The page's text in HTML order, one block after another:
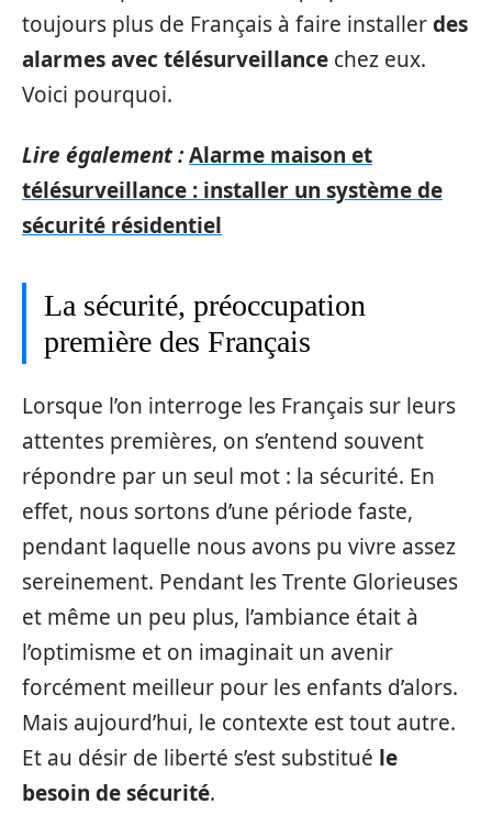
toujours plus de Français à faire installerdes
alarmes avec télésurveillance chez eux.
Voici pourquoi.
Lire également :Alarme maison et
télésurveillance : installer un système de
sécurité résidentiel
La sécurité, préoccupation
première des Français
Lorsque l’on interroge les Français sur leurs
attentes premières, on s’entend souvent
répondre par un seul mot : la sécurité. En
effet, nous sortons d’une période faste,
pendant laquelle nous avons pu vivre assez
sereinement. Pendant les Trente Glorieuses
et même un peu plus, l’ambiance était à
l’optimisme et on imaginait un avenir
forcément meilleur pour les enfants d’alors.
Mais aujourd’hui, le contexte est tout autre.
Et au désir de liberté s’est substitué le
besoin de sécurité.